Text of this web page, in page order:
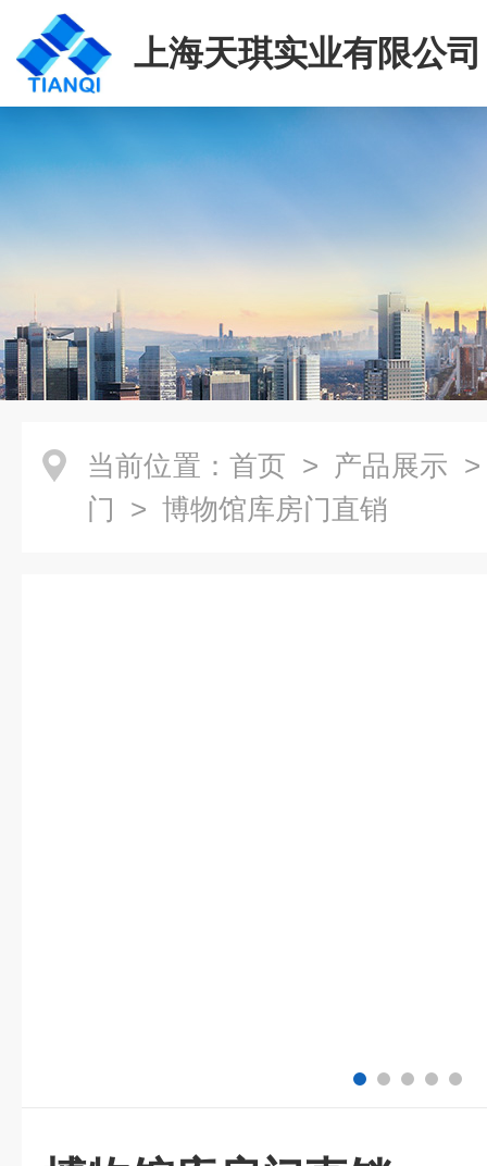
上海天琪实业有限公司
当前位置： 首页 > 产品展示
门 > 博物馆库房门直销